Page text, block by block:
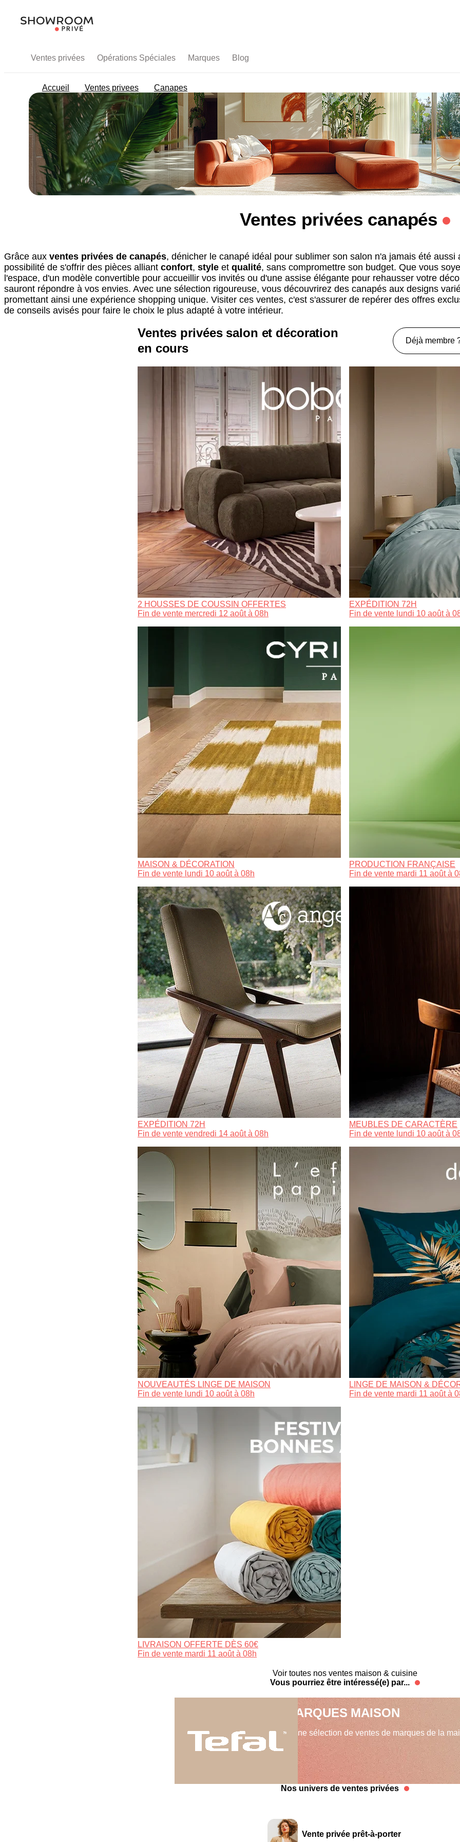
Ventes privées Opérations Spéciales Marques Blog
Accueil Ventes privees Canapes
Ventes privées canapés
Grâce aux ventes privées de canapés, dénicher le canapé idéal pour sublimer son salon n'a jamais été
possibilité de s'offrir des pièces alliant confort, style et qualité, sans compromettre son budget. Que vous
l'espace, d'un modèle convertible pour accueillir vos invités ou d'une assise élégante pour rehausser votre
sauront répondre à vos envies. Avec une sélection rigoureuse, vous découvrirez des canapés aux designs
promettant ainsi une expérience shopping unique. Visiter ces ventes, c'est s'assurer de repérer des offres
de conseils avisés pour faire le choix le plus adapté à votre intérieur.
Ventes privées salon et décoration
en cours
Déjà membre
2 HOUSSES DE COUSSIN OFFERTES
Fin de vente mercredi 12 août à 08h
EXPÉDITION 72H
Fin de vente lundi 10 août à
MAISON & DÉCORATION
Fin de vente lundi 10 août à 08h
PRODUCTION FRANÇAISE
Fin de vente mardi 11 août à
EXPÉDITION 72H
Fin de vente vendredi 14 août à 08h
MEUBLES DE CARACTÈRE
Fin de vente lundi 10 août à
NOUVEAUTÉS LINGE DE MAISON
Fin de vente lundi 10 août à 08h
LINGE DE MAISON &
Fin de vente mardi 11 août à
LIVRAISON OFFERTE DÈS 60€
Fin de vente mardi 11 août à 08h
Voir toutes nos ventes maison & cuisine
Vous pourriez être intéressé(e) par...
NOS VENTES DE MARQUES MAISON
Showroomprivé vous propose une sélection de ventes de marques de la
Nos univers de ventes privées
Vente privée prêt-à-porter